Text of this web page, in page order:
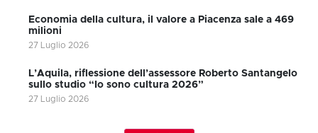
Economia della cultura, il valore a Piacenza sale a 469
milioni
27 Luglio 2026
L’Aquila, riflessione dell’assessore Roberto Santangelo
sullo studio “Io sono cultura 2026”
27 Luglio 2026